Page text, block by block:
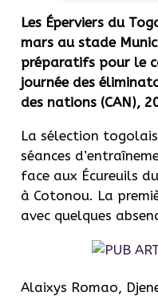
Les Éperviers du
mars au stade
préparatifs pour le
journée des
des nations (CAN),
La sélection
séances
face aux Écureuils
à Cotonou. La
avec quelques
Alaixys Romao,